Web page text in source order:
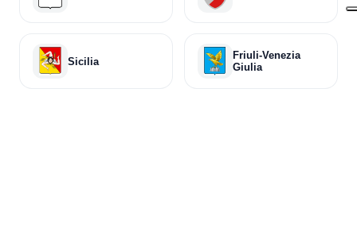
Sicilia
Friuli-Venezia
Giulia